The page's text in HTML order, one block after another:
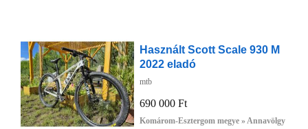
Használt Scott Scale 930 M
2022 eladó
mtb
690 000 Ft
Komárom-Esztergom megye » Annavölgy